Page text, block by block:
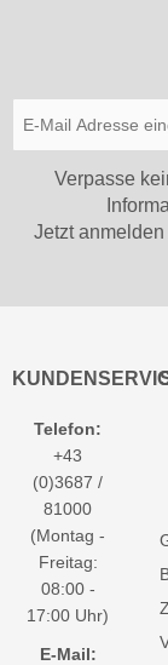
Verpasse
Jetzt
Telefon:
+43
(0)3687 /
81000
(Montag -
Freitag:
08:00 -
17:00 Uhr)
E-Mail: